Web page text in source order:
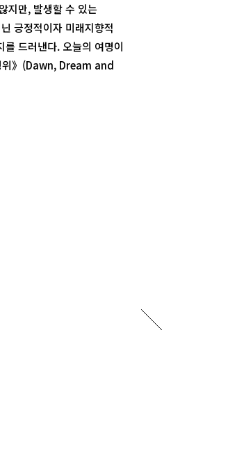
지만, 발생할 수 있는
긍정적이자 미래지향적
를 드러낸다. 오늘의 여명이
위》(Dawn, Dream and